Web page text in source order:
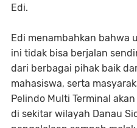
Edi.
Edi menambahkan bahwa
ini tidak bisa berjalan
dari berbagai pihak baik
mahasiswa, serta
Pelindo Multi Terminal
di sekitar wilayah Danau